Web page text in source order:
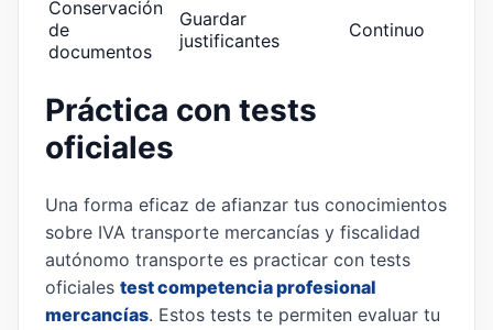
Conservación
de
documentos
Guardar
justificantes
Continuo
Práctica con tests
oficiales
Una forma eficaz de afianzar tus conocimientos
sobre IVA transporte mercancías y fiscalidad
autónomo transporte es practicar con tests
oficiales test competencia profesional
mercancías. Estos tests te permiten evaluar tu